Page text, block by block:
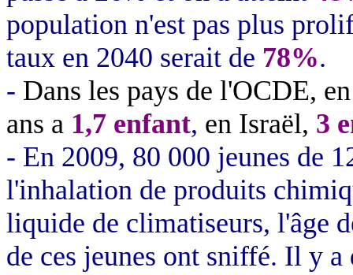
population n'est pas plus
taux en 2040 serait de 78%.
- Dans les pays de l'OCDE,
ans a 1,7 enfant, en Israël, 3
- En 2009, 80 000 jeunes de
l'inhalation de produits
liquide de climatiseurs, l'âge
de ces jeunes ont sniffé. Il y